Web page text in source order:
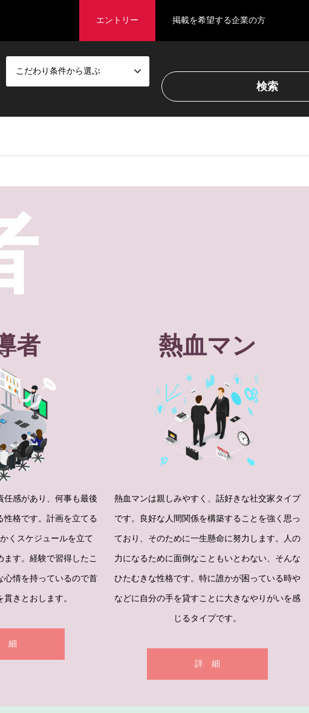
エントリー 掲載を希望する企業の方
こだわり条件から選ぶ
者
任感があり、何事も最後
性格です。計画を立てる
くスケジュールを立て
す。経験で習得したこ
心情を持っているので首
きとおします。
細
熱血マン
熱血マンは親しみやすく、話好きな社交家タイプ
です。良好な人間関係を構築することを強く思っ
ており、そのために一生懸命に努力します。人の
力になるために面倒なこともいとわない、そんな
ひたむきな性格です。特に誰かが困っている時や
などに自分の手を貸すことに大きなやりがいを感
じるタイプです。
詳 細